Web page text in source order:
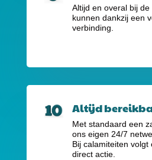
Altijd en overal bij
kunnen dankzij een
verbinding.
Altijd
Met standaard een
ons eigen 24/7
Bij calamiteiten volgt
direct actie.